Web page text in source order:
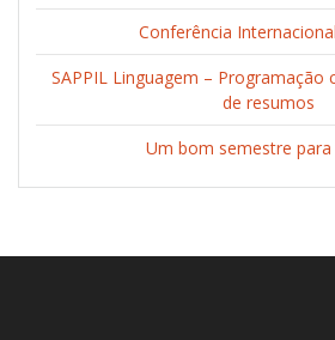
Conferência
SAPPIL Linguagem – Programação
de resumos
Um bom semestre para